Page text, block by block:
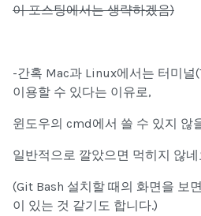
이 포스팅에서는 생략하겠음)
-간혹 Mac과 Linux에서는 터미
이용할 수 있다는 이유로,
윈도우의 cmd에서 쓸 수 있지 않
일반적으로 깔았으면 먹히지 않네
(Git Bash 설치할 때의 화면을 보
이 있는 것 같기도 합니다.)